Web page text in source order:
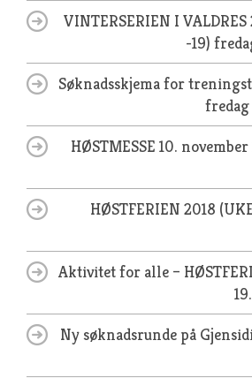
VINTERSERIEN I
-19)
Søknadsskjema for
fredag
HØSTMESSE 10. november
HØSTFERIEN 2018
Aktivitet for alle –
Ny søknadsrunde på